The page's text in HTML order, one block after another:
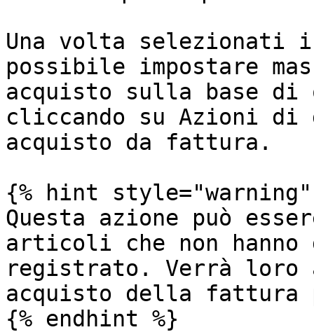
Una volta selezionati
possibile impostare
acquisto sulla base
cliccando su Azioni di
acquisto da fattura.
{% hint style="warning"
Questa azione può
articoli che non
registrato. Verrà
acquisto della fattura
{% endhint %}